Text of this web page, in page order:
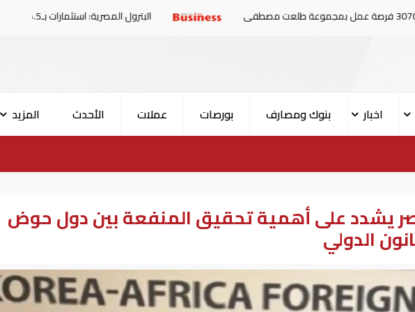
البترول المصرية: استثمارات بـ4.5 مليارات دولار لزيادة الإنتاج المحلي وتقليل الاستيراد
اخبار بنوك ومصارف بورصات عملات الأحدث
المزيد
يشدد على أهمية تحقيق المنفعة بين دول حوض
الدولي